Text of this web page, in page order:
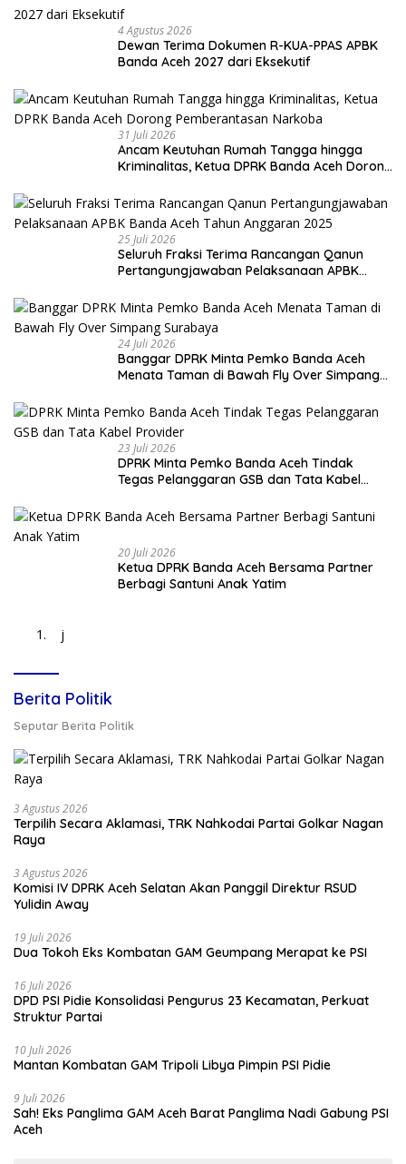
4 Agustus 2026
Dewan Terima Dokumen R-KUA-PPAS APBK
Banda Aceh 2027 dari Eksekutif
31 Juli 2026
Ancam Keutuhan Rumah Tangga hingga
Kriminalitas, Ketua DPRK Banda Aceh Dorong
25 Juli 2026
Seluruh Fraksi Terima Rancangan Qanun
Pertangungjawaban Pelaksanaan APBK
24 Juli 2026
Banggar DPRK Minta Pemko Banda Aceh
Menata Taman di Bawah Fly Over Simpang
23 Juli 2026
DPRK Minta Pemko Banda Aceh Tindak
Tegas Pelanggaran GSB dan Tata Kabel
20 Juli 2026
Ketua DPRK Banda Aceh Bersama Partner
Berbagi Santuni Anak Yatim
j
Berita Politik
Seputar Berita Politik
3 Agustus 2026
Terpilih Secara Aklamasi, TRK Nahkodai Partai Golkar Nagan
Raya
3 Agustus 2026
Komisi IV DPRK Aceh Selatan Akan Panggil Direktur RSUD
Yulidin Away
19 Juli 2026
Dua Tokoh Eks Kombatan GAM Geumpang Merapat ke PSI
16 Juli 2026
DPD PSI Pidie Konsolidasi Pengurus 23 Kecamatan, Perkuat
Struktur Partai
10 Juli 2026
Mantan Kombatan GAM Tripoli Libya Pimpin PSI Pidie
9 Juli 2026
Sah! Eks Panglima GAM Aceh Barat Panglima Nadi Gabung PSI
Aceh